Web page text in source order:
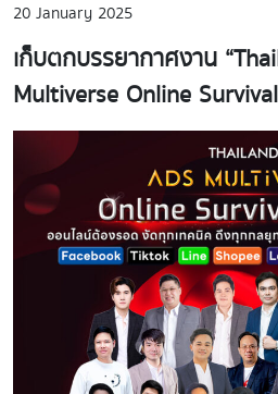
20 January 2025
เก็บตกบรรยากาศงาน
Multiverse Online